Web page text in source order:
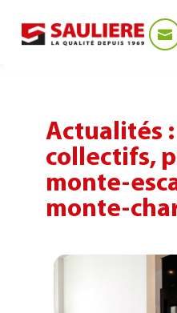
Actualités :
collectifs,
monte-
monte-